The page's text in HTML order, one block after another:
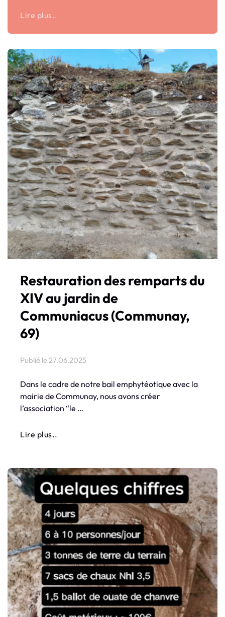
Lire plus..
Restauration des remparts du
XIV au jardin de
Communiacus (Communay,
69)
Publié le27.06.2025
Dans le cadre de notre bail emphytéotique avec la
mairie de Communay, nous avons créer
l’association “le …
Lire plus..